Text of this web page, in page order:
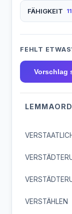
FÄHIGKEIT 11
FEHLT
Vorschlag
VERSTÄHLEN